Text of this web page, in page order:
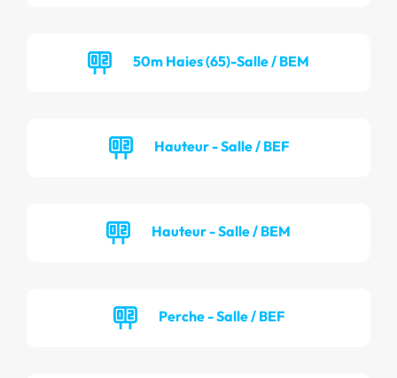
50m Haies (65)-Salle / BEM
Hauteur - Salle / BEF
Hauteur - Salle / BEM
Perche - Salle / BEF